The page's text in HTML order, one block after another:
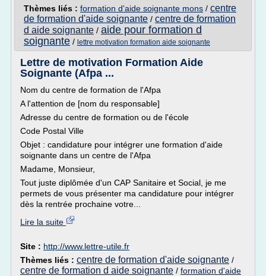
Thèmes liés : formation d'aide soignante mons / centre
de formation d'aide soignante / centre de formation
d aide soignante / aide pour formation d
soignante / lettre motivation formation aide soignante
Lettre de motivation Formation Aide
Soignante (Afpa ...
Nom du centre de formation de l'Afpa
A l'attention de [nom du responsable]
Adresse du centre de formation ou de l'école
Code Postal Ville
Objet : candidature pour intégrer une formation d'aide
soignante dans un centre de l'Afpa
Madame, Monsieur,
Tout juste diplômée d'un CAP Sanitaire et Social, je me
permets de vous présenter ma candidature pour intégrer
dès la rentrée prochaine votre...
Lire la suite
Site : http://www.lettre-utile.fr
Thèmes liés : centre de formation d'aide soignante /
centre de formation d aide soignante / formation d'aide